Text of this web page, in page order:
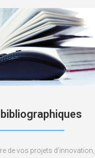
de vos projets